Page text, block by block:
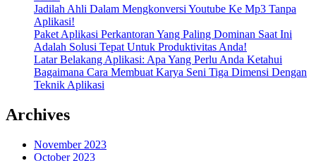
Jadilah Ahli Dalam Mengkonversi Youtube Ke Mp3 Tanpa
Aplikasi!
Paket Aplikasi Perkantoran Yang Paling Dominan Saat Ini
Adalah Solusi Tepat Untuk Produktivitas Anda!
Latar Belakang Aplikasi: Apa Yang Perlu Anda Ketahui
Bagaimana Cara Membuat Karya Seni Tiga Dimensi Dengan
Teknik Aplikasi
Archives
November 2023
October 2023